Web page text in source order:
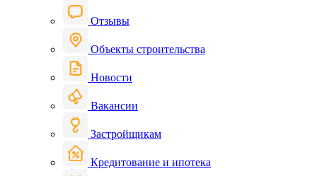
Отзывы
Объекты строительства
Новости
Вакансии
Застройщикам
Кредитование и ипотека